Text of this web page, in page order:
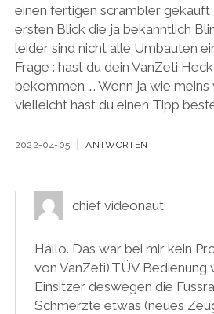
einen fertigen scrambler
ersten Blick die ja bekanntlich
leider sind nicht alle Umbauten
Frage : hast du dein VanZeti
bekommen …. Wenn ja wie
vielleicht hast du einen Tipp
2022-04-05 ANTWORTEN
chief videonaut
Hallo. Das war bei mir kein
von VanZeti).TÜV Bedienung
Einsitzer deswegen die
Schmerzte etwas (neues